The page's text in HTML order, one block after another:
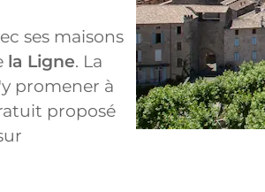
ses maisons
la Ligne. La
promener à
proposé